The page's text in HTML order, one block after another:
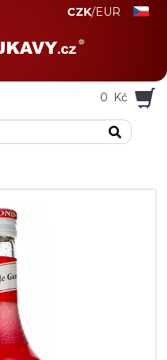
CZK/EUR
0 Kč